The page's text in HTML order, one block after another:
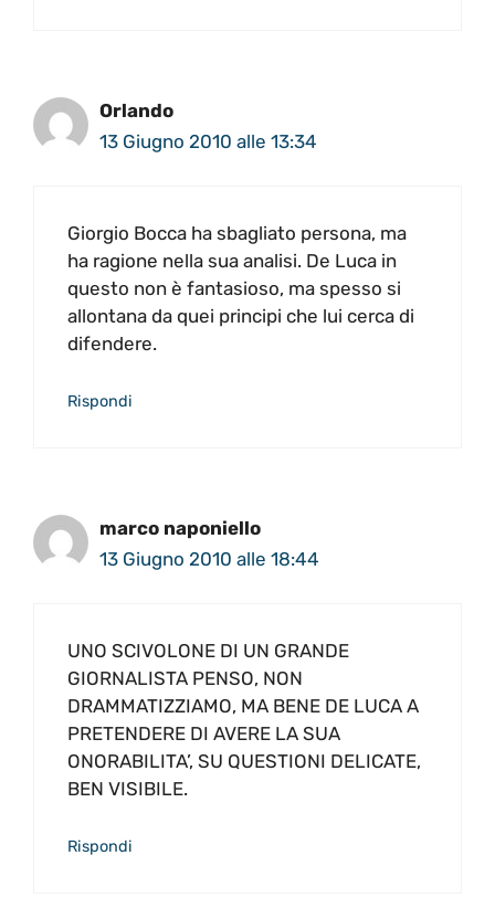
Orlando
13 Giugno 2010 alle 13:34
Giorgio Bocca ha sbagliato persona, ma
ha ragione nella sua analisi. De Luca in
questo non è fantasioso, ma spesso si
allontana da quei principi che lui cerca di
difendere.
Rispondi
marco naponiello
13 Giugno 2010 alle 18:44
UNO SCIVOLONE DI UN GRANDE
GIORNALISTA PENSO, NON
DRAMMATIZZIAMO, MA BENE DE LUCA A
PRETENDERE DI AVERE LA SUA
ONORABILITA’, SU QUESTIONI DELICATE,
BEN VISIBILE.
Rispondi